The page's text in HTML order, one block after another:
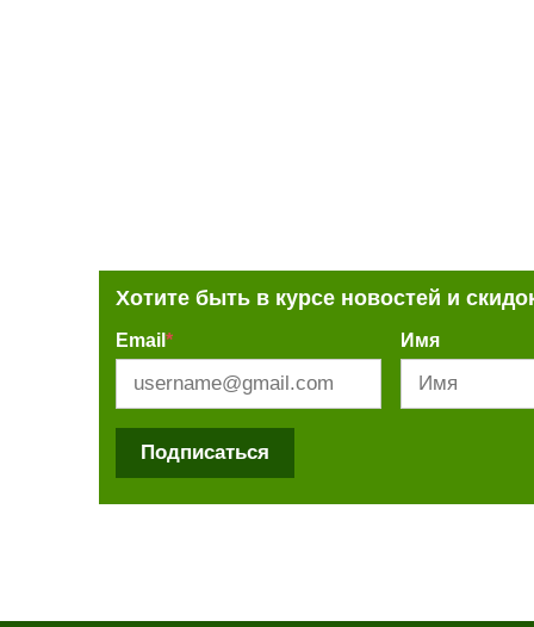
Хотите быть в курсе новостей и
Email * Имя
Подписаться